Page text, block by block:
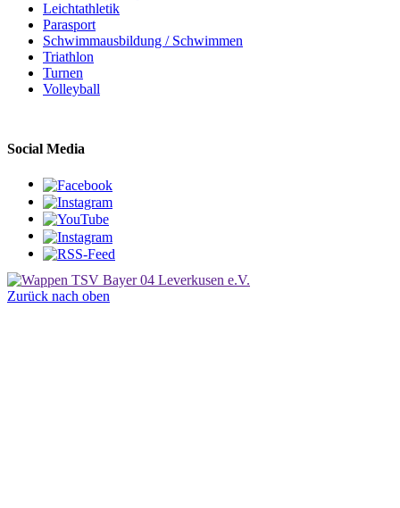
Leichtathletik
Parasport
Schwimmausbildung / Schwimmen
Triathlon
Turnen
Volleyball
Social Media
Zurück nach oben